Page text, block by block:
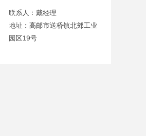
联系人：戴经理
地址：高邮市送桥镇北郊工业
园区19号